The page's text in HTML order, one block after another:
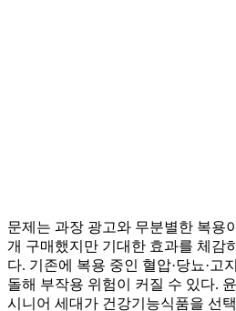
문제는 과장 광고와 무분별한 복용
개 구매했지만 기대한 효과를 체감
다. 기존에 복용 중인 혈압·당뇨·고
돌해 부작용 위험이 커질 수 있다.
시니어 세대가 건강기능식품을 선